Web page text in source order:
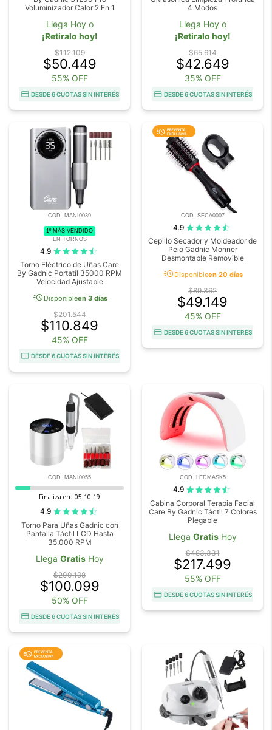
Voluminizador Calor 2 En 1
Llega Hoy o
¡Retiralo hoy!
$112.109
$50.449
55% OFF
DESDE 6 CUOTAS SIN INTERÉS
4 Modos
Llega Hoy o
¡Retiralo hoy!
$65.614
$42.649
35% OFF
DESDE 6 CUOTAS SIN INTERÉS
COD. MANI0039
1º MÁS VENDIDO
EN TORNOS
4.9
Torno Eléctrico de Uñas Care
By Gadnic Portatíl 35000 RPM
Velocidad Ajustable
acuteDisponibleen 3 días
$201.544
$110.849
45% OFF
DESDE 6 CUOTAS SIN INTERÉS
COD. SECA0007
4.9
Cepillo Secador y Moldeador de
Pelo Gadnic Monner
Desmontable Removible
acuteDisponibleen 20 días
$89.362
$49.149
45% OFF
DESDE 6 CUOTAS SIN INTERÉS
COD. MANI0055
Finaliza en: 05:10:18
4.9
Torno Para Uñas Gadnic con
Pantalla Táctil LCD Hasta
35.000 RPM
Llega GratisHoy
$200.198
$100.099
50% OFF
DESDE 6 CUOTAS SIN INTERÉS
COD. LEDMASK5
4.9
Cabina Corporal Terapia Facial
Care By Gadnic Táctil 7 Colores
Plegable
Llega GratisHoy
$483.331
$217.499
55% OFF
DESDE 6 CUOTAS SIN INTERÉS